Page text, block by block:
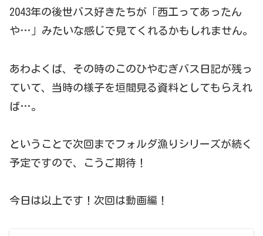
2043年の後世バス好きたちが「西工ってあったん
や…」みたいな感じで見てくれるかもしれません。
あわよくば、その時のこのひやむぎバス日記が残っ
ていて、当時の様子を垣間見る資料としてもらえれ
ば…。
ということで次回までフォルダ漁りシリーズが続く
予定ですので、こうご期待！
今日は以上です！次回は動画編！